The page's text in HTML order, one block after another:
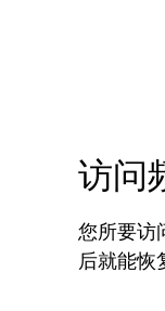
访问
您所要访
后就能恢